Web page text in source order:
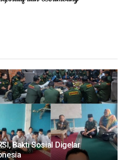
Bakti Sosial Digelar